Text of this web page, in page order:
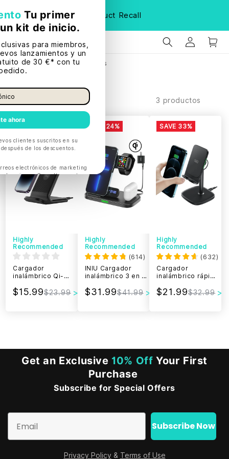
Product Recall
Home Para iPhones y más
3 productos
Highly
Recommended
Cargador
inalámbrico Qi-
I211 15W con la luz
$15.99$23.99
SAVE 24%
Highly
Recommended
(614)
INIU Cargador
inalámbrico 3 en 1
iPhone, Apple
$31.99$41.99
SAVE 33%
Highly
Recommended
(632)
Cargador
inalámbrico rápido
INIU I212
$21.99$32.99
Get an Exclusive 10% Off Your First
Purchase
Subscribe for Special Offers
Subscribe Now
Privacy Policy & Terms of Use